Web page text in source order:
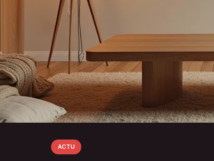
ACTU